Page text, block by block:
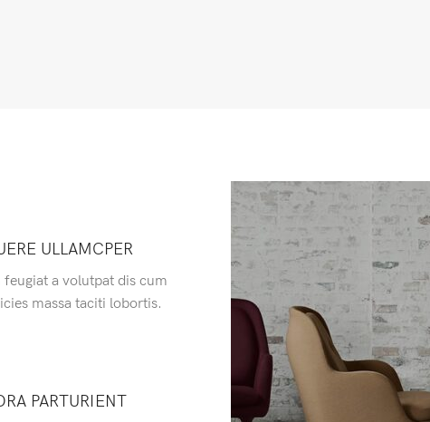
ULLAMCPER
a volutpat dis cum
massa taciti lobortis.
PARTURIENT